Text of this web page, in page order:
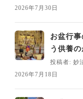
2026年7月30日
お盆行
う供養
投稿者: 妙
2026年7月18日